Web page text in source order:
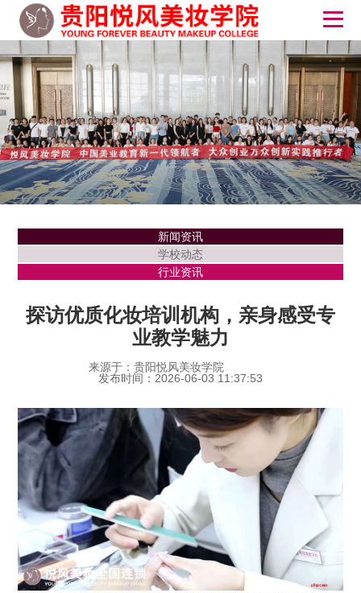
新闻资讯
学校动态
行业资讯
探访优质化妆培训机构，亲身感受专
业教学魅力
来源于：贵阳悦风美妆学院
发布时间：2026-06-03 11:37:53